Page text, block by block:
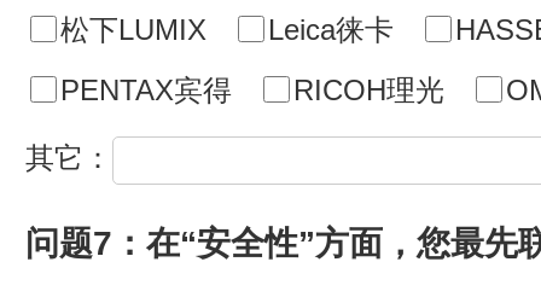
松下LUMIX
Leica徕卡
PENTAX宾得
RICOH理光
其它：
问题7：在“安全性”方面，您最先